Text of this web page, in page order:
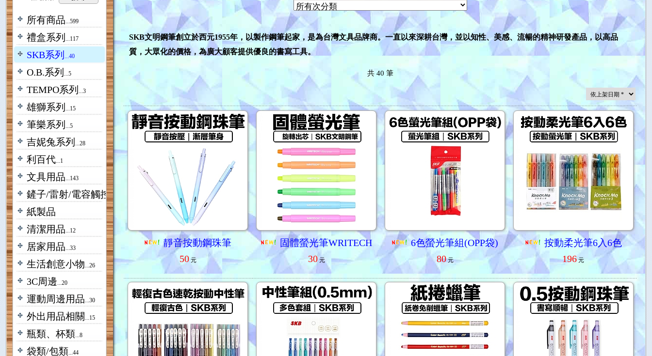
所有商品 ...599
禮盒系列 ...117
SKB系列 ...40
O.B.系列 ...5
TEMPO系列 ...3
雄獅系列 ...15
筆樂系列 ...5
吉妮兔系列 ...28
利百代 ...1
文具用品 ...143
鏟子/雷射/電容觸控...18
紙製品
清潔用品
...12
居家用品 ...33
生活創意小物 ...26
3C周邊 ...20
運動周邊用品 ...30
外出用品相關 ...15
瓶類、杯類 ...8
袋類/包類 ...44
SKB文明鋼筆創立於西元1955年，以製作鋼筆起家，是為台灣文具品牌商。一直以來深耕台灣，並以知性、美感、流暢的精神研發產品，以高品
質，大眾化的價格，為廣大顧客提供優良的書寫工具。
共 40筆
靜音按動鋼珠筆
50元
固體螢光筆WRITECH
30元
6色螢光筆組(OPP袋)
80元
按動柔光筆6入6色
196 元